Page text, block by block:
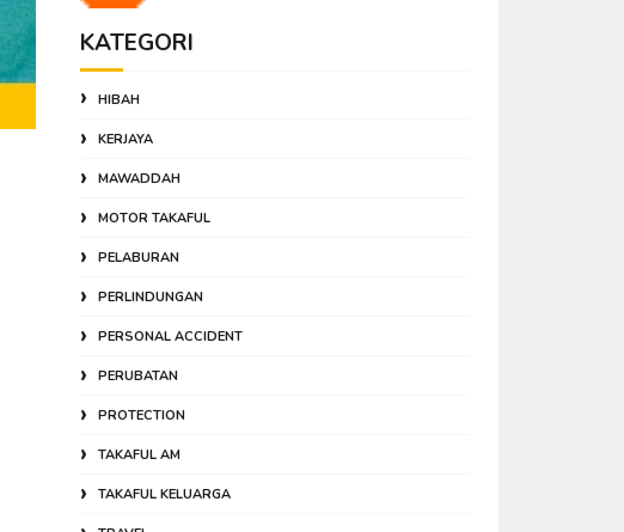
KATEGORI
HIBAH
KERJAYA
MAWADDAH
MOTOR TAKAFUL
PELABURAN
PERLINDUNGAN
PERSONAL ACCIDENT
PERUBATAN
PROTECTION
TAKAFUL AM
TAKAFUL KELUARGA